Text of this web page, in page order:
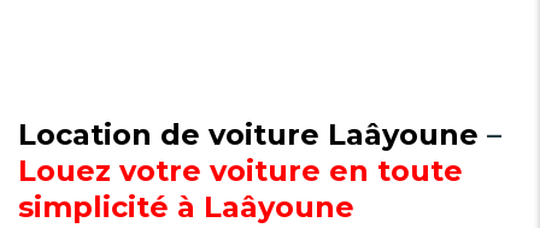
Location de voiture Laâyoune –
Louez votre voiture en toute
simplicité à Laâyoune